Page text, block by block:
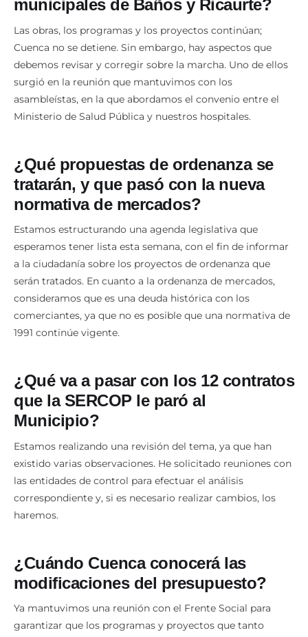
municipales de Baños y Ricaurte?
Las obras, los programas y los proyectos continúan;
Cuenca no se detiene. Sin embargo, hay aspectos que
debemos revisar y corregir sobre la marcha. Uno de ellos
surgió en la reunión que mantuvimos con los
asambleístas, en la que abordamos el convenio entre el
Ministerio de Salud Pública y nuestros hospitales.
¿Qué propuestas de ordenanza se
tratarán, y que pasó con la nueva
normativa de mercados?
Estamos estructurando una agenda legislativa que
esperamos tener lista esta semana, con el fin de informar
a la ciudadanía sobre los proyectos de ordenanza que
serán tratados. En cuanto a la ordenanza de mercados,
consideramos que es una deuda histórica con los
comerciantes, ya que no es posible que una normativa de
1991 continúe vigente.
¿Qué va a pasar con los 12 contratos
que la SERCOP le paró al
Municipio?
Estamos realizando una revisión del tema, ya que han
existido varias observaciones. He solicitado reuniones con
las entidades de control para efectuar el análisis
correspondiente y, si es necesario realizar cambios, los
haremos.
¿Cuándo Cuenca conocerá las
modificaciones del presupuesto?
Ya mantuvimos una reunión con el Frente Social para
garantizar que los programas y proyectos que tanto